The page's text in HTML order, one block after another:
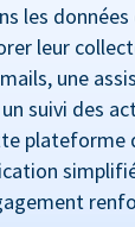
les
leur
une
suivi des
plateforme